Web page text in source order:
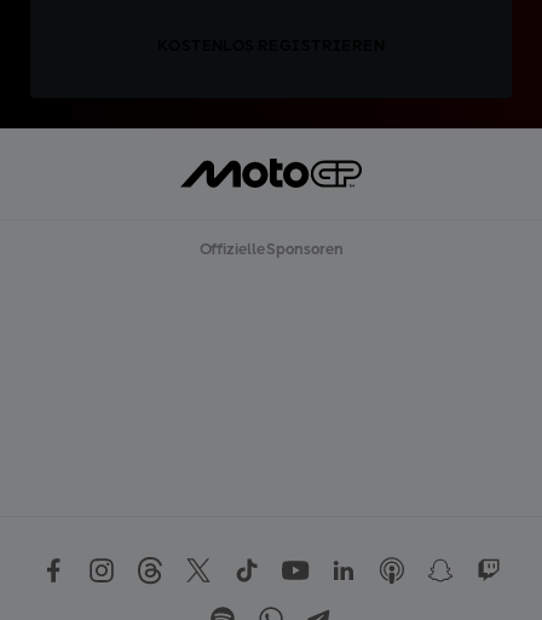
Offizielle Sponsoren